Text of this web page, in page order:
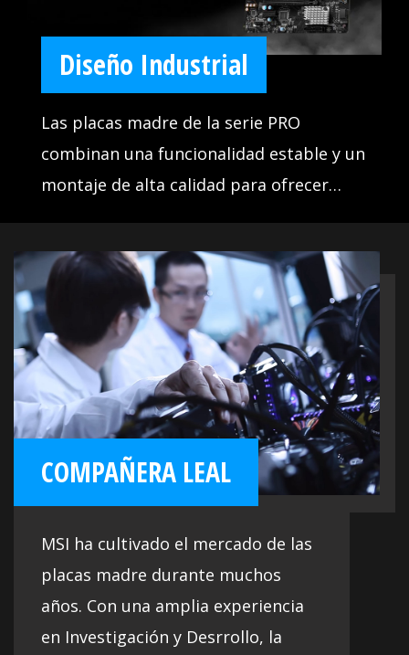
Diseño Industrial
Las placas madre de la serie PRO
combinan una funcionalidad estable y un
montaje de alta calidad para ofrecer
Diseñadas para satisfacer cualquier flujo
de trabajo profesional, las placas madre
de la serie PRO facilitan la vida a
empresas y oficinas.
COMPAÑERA LEAL
MSI ha cultivado el mercado de las
placas madre durante muchos
años. Con una amplia experiencia
en Investigación y Desrrollo, la